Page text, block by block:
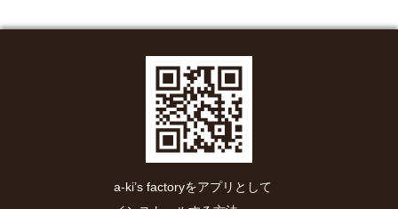
a-ki’s factoryをアプリとして